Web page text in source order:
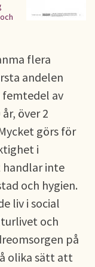
flera
andelen
femtedel av
över 2
görs för
i
handlar inte
och hygien.
liv i social
och
på
olika sätt att